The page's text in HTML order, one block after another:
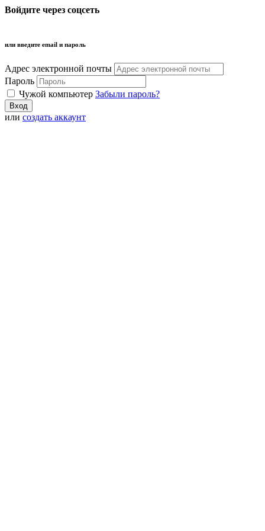
Войдите через соцсеть
или введите email и пароль
Адрес электронной почты
Пароль
Чужой компьютер Забыли пароль?
или создать аккаунт